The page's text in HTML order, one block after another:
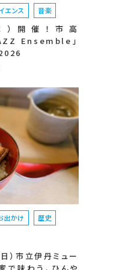
エンス 音楽
開催！市高
Ensemble」
出かけ 歴史
）市立伊丹ミュー
で味わう、ひんや